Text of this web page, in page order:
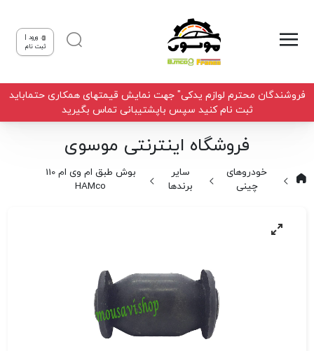
ورود |
ثبت نام
فروشندگان محترم لوازم یدکی" جهت نمایش قیمتهای همکاری حتماباید
ثبت نام کنید سپس باپشتیبانی تماس بگیرید
فروشگاه اینترنتی موسوی
خودروهای
چینی
سایر
برندها
بوش طبق ام وی ام 110
HAMco